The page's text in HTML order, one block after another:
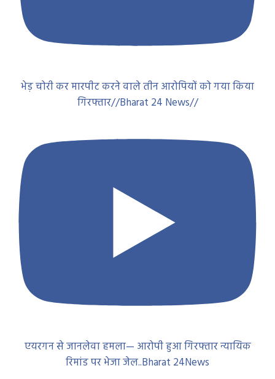
भेड़ चोरी कर मारपीट करने वाले तीन आरोपियों को गया किया
गिरफ्तार//Bharat 24 News//
एयरगन से जानलेवा हमला— आरोपी हुआ गिरफ्तार न्यायिक
रिमांड पर भेजा जेल..Bharat 24News